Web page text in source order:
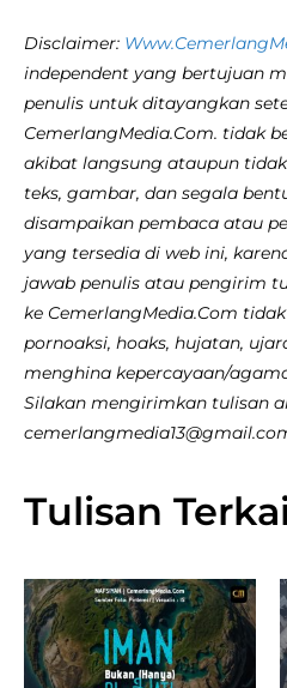
Disclaimer:
independent yang bertujuan
penulis untuk ditayangkan
CemerlangMedia.Com. tidak
akibat langsung ataupun
teks, gambar, dan segala
disampaikan pembaca atau
yang tersedia di web ini,
jawab penulis atau pengirim
ke CemerlangMedia.Com
pornoaksi, hoaks, hujatan,
menghina kepercayaan/
Silakan mengirimkan tulisan
Tulisan